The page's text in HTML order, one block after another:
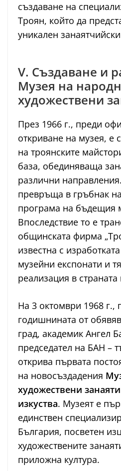
създаване на
Троян, който да
уникален
V. Създаване и
Музея на
художествени
През 1966 г., преди
откриване на музея, е
на троянските
база, обединяваща
различни
превръща в гръбнак
програма на бъдещия
Впоследствие то е
общинската фирма
известна с
музейни експонати и
реализация в
На 3 октомври 1968 г.,
годишнината от
град, академик Ангел
председател на БАН –
открива първата
на новосъздадения
художествени
изкуства. Музеят е
единствен
България, посветен
художествените
приложна култура.